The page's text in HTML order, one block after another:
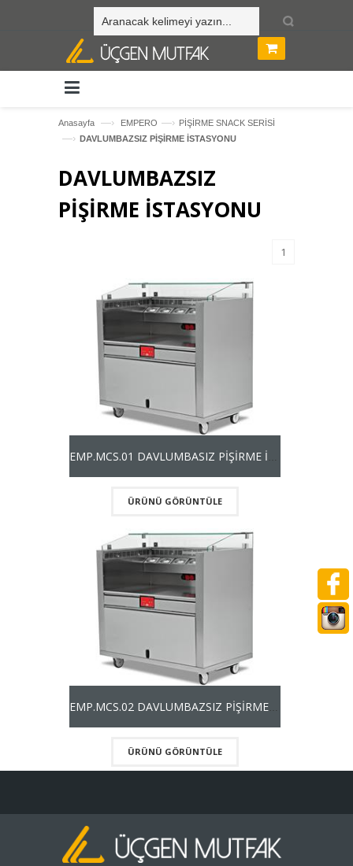
Anasayfa —› EMPERO —› PİŞİRME SNACK SERİSİ
—› DAVLUMBAZSIZ PİŞİRME İSTASYONU
DAVLUMBAZSIZ
PİŞİRME İSTASYONU
1
ÜRÜNÜ GÖRÜNTÜLE
ÜRÜNÜ GÖRÜNTÜLE